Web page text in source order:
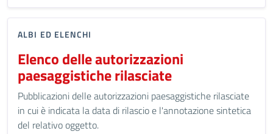
ALBI ED ELENCHI
Elenco delle autorizzazioni
paesaggistiche rilasciate
Pubblicazioni delle autorizzazioni paesaggistiche rilasciate
in cui è indicata la data di rilascio e l'annotazione sintetica
del relativo oggetto.